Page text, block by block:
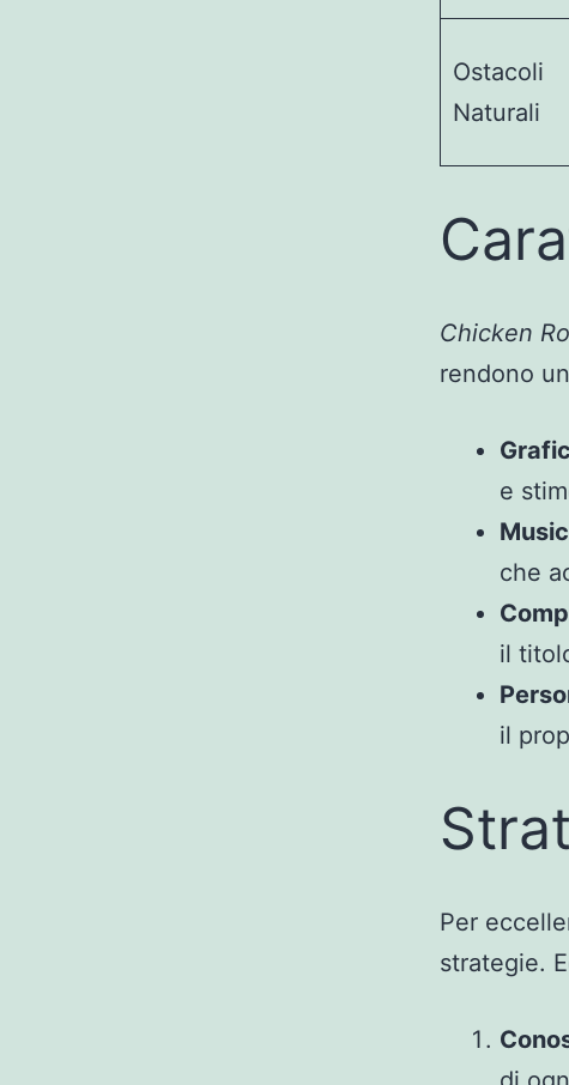
Ostacoli
Naturali
Chicken
rendono
e
che
il
il
Per
strategie.